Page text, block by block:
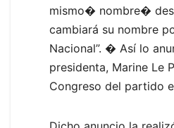
mismo� nombre�
cambiará su nombre
Nacional”. � Así lo
presidenta, Marine Le
Congreso del partido